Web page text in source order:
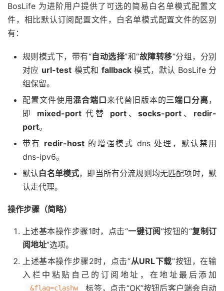
BosLife 为进阶用户提供了可选的简易白名单模式配置文
件，相比默认订阅配置文件，白名单模式配置文件的区别
有：
规则模式下，带有“自动选择”和“故障转移”分组，分别
对应 url-test 模式和 fallback 模式，默认 BosLife 分
组保留。
配置文件使用混合端口来代替旧版本的三端口分离，
即 mixed-port代替 port、socks-port 、 redir-
port。
带有 redir-host 的增强模式 dns 处理，默认禁用
dns-ipv6。
默认白名单模式，即当所有分流规则均无匹配项时，默
认走代理。
操作步骤（简略）
上述基本操作步骤1时，点击“一键订阅”按钮的“复制订
阅地址”选项。
上述基本操作步骤2时，点击“从URL下载”按钮，在输
入栏中粘贴自己的订阅地址，在地址最后添加
&flag=clashw
标签，点击“OK”按钮后客户端会自动